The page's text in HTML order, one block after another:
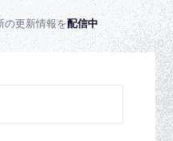
の更新情報を配信中